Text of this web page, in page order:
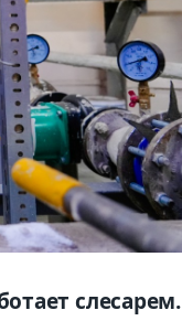
слесарем.